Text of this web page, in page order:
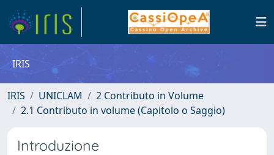
IRIS
IRIS UNICLAM
2 Contributo in Volume
2.1 Contributo in volume (Capitolo o Saggio)
Introduzione